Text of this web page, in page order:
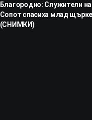
Благородно: Служители
Сопот спасиха млад
(СНИМКИ)